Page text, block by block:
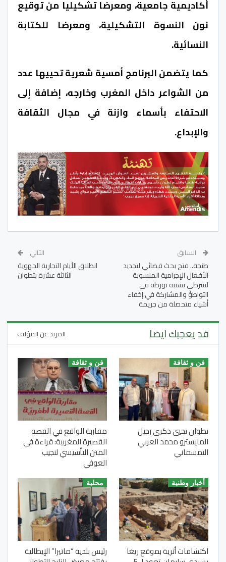
أكاديمية جامعية، ومعرضا تشكيليا من توقيع
نون النسوة التشكيلية، ومعرضا للكتابة
النسائية.
كما يتضمن البرنامج أمسية شعرية تحييها عدد
من الشواعر داخل المغرب وخارجه، إضافة إلى
الاحتفاء بأسماء وازنة في مجال الثقافة
والإبداع.
السابق
طنجة.. فتح بحث قضائي لتحديد
الأفعال الإجرامية المنسوبة
لشرطي يشتبه تورطه في
التواطؤ والمشاركة في إخفاء
أشياء متحصلة من جريمة
التالي
انطلاق الأيام التجارية الجهوية
الثالثة عشرة بتطوان
قد يعجبك ايضا المزيد عن المؤلف
فن و ثقافة
تطوان تحيي ذكرى رحيل
المايسترو محمد العربي
التمسماني
فن و ثقافة
مقاربة الواقع في القصة
القصيرة المغربية: قراءة في
المتن التأسيسي لنجيب
العوفي
أخبار وطنية
اكتشافات أثرية بموقع ريغا
محلية
رئيس بلدية “ماتيرا” الإيطالية